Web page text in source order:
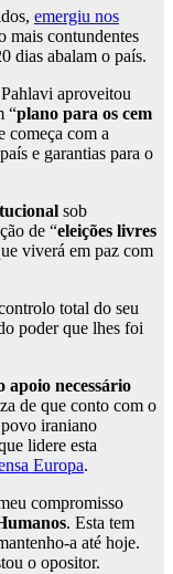
emergiu nos
mais contundentes
dias abalam o país.
aproveitou
“plano para os cem
começa com a
e garantias para o
sob
de “eleições livres
viverá em paz com
total do seu
poder que lhes foi
apoio necessário
de que conto com o
iraniano
lidere esta
Europa.
compromisso
. Esta tem
a até hoje.
o opositor.